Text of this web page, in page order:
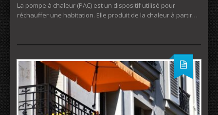
La pompe à chaleur (PAC) est un dispositif utilisé pour
réchauffer une habitation. Elle produit de la chaleur à partir…